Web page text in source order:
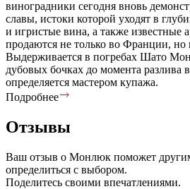
виноградники сегодня вновь
славы, истоки которой уходят в
и игристые вина, а также известные
продаются не только во Франции, но
Выдерживается в погребах Шато
дубовых бочках до момента разлива
определяется мастером купажа.
Подробнее
Отзывы
Ваш отзыв о Монлюк поможет
определиться с выбором.
Поделитесь своими впечатлениями.